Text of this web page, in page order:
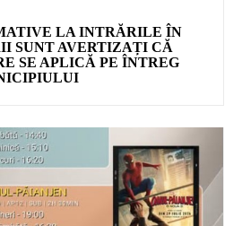
LA INTRĂRILE ÎN
SUNT AVERTIZAȚI CĂ
SE APLICĂ PE ÎNTREG